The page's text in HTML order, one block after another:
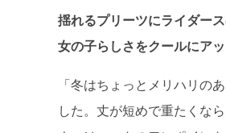
揺れるプリーツにライダー
女の子らしさをクールにア
「冬はちょっとメリハリの
した。丈が短めで重たくな